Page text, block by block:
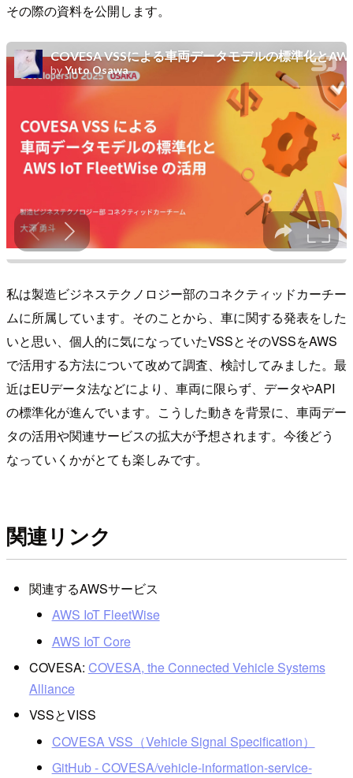
その際の資料を公開します。
私は製造ビジネステクノロジー部のコネクティッドカーチー
ムに所属しています。そのことから、車に関する発表をした
いと思い、個人的に気になっていたVSSとそのVSSをAWS
で活用する方法について改めて調査、検討してみました。最
近はEUデータ法などにより、車両に限らず、データやAPI
の標準化が進んでいます。こうした動きを背景に、車両デー
タの活用や関連サービスの拡大が予想されます。今後どう
なっていくかがとても楽しみです。
関連リンク
関連するAWSサービス
AWS IoT FleetWise
AWS IoT Core
COVESA: COVESA, the Connected Vehicle Systems
Alliance
VSSとVISS
COVESA VSS（Vehicle Signal Specification）
GitHub - COVESA/vehicle-information-service-